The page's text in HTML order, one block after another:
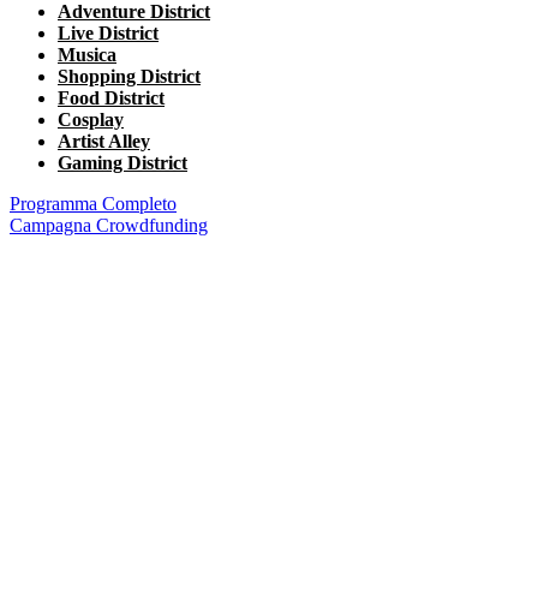
Adventure District
Live District
Musica
Shopping District
Food District
Cosplay
Artist Alley
Gaming District
Programma Completo
Campagna Crowdfunding